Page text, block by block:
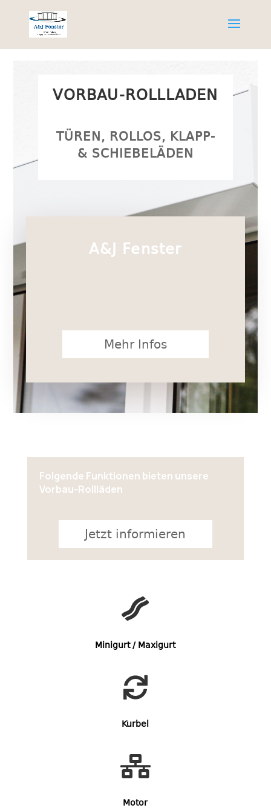
VORBAU-ROLLLADEN
TÜREN, ROLLOS, KLAPP-
& SCHIEBELÄDEN
A&J Fenster
Mehr Infos
Folgende Funktionen bieten unsere
Vorbau-Rollläden
Jetzt informieren

Minigurt / Maxigurt

Kurbel

Motor